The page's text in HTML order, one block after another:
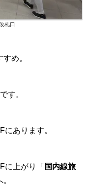
札口
め。
です。
あります。
に上がり「 国内線旅